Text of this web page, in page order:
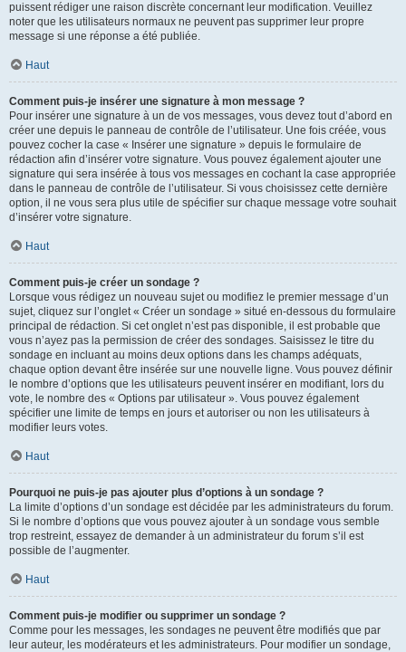
puissent rédiger une raison discrète concernant leur modification. Veuillez
noter que les utilisateurs normaux ne peuvent pas supprimer leur propre
message si une réponse a été publiée.
Haut
Comment puis-je insérer une signature à mon message ?
Pour insérer une signature à un de vos messages, vous devez tout d’abord en
créer une depuis le panneau de contrôle de l’utilisateur. Une fois créée, vous
pouvez cocher la case « Insérer une signature » depuis le formulaire de
rédaction afin d’insérer votre signature. Vous pouvez également ajouter une
signature qui sera insérée à tous vos messages en cochant la case appropriée
dans le panneau de contrôle de l’utilisateur. Si vous choisissez cette dernière
option, il ne vous sera plus utile de spécifier sur chaque message votre souhait
d’insérer votre signature.
Haut
Comment puis-je créer un sondage ?
Lorsque vous rédigez un nouveau sujet ou modifiez le premier message d’un
sujet, cliquez sur l’onglet « Créer un sondage » situé en-dessous du formulaire
principal de rédaction. Si cet onglet n’est pas disponible, il est probable que
vous n’ayez pas la permission de créer des sondages. Saisissez le titre du
sondage en incluant au moins deux options dans les champs adéquats,
chaque option devant être insérée sur une nouvelle ligne. Vous pouvez définir
le nombre d’options que les utilisateurs peuvent insérer en modifiant, lors du
vote, le nombre des « Options par utilisateur ». Vous pouvez également
spécifier une limite de temps en jours et autoriser ou non les utilisateurs à
modifier leurs votes.
Haut
Pourquoi ne puis-je pas ajouter plus d’options à un sondage ?
La limite d’options d’un sondage est décidée par les administrateurs du forum.
Si le nombre d’options que vous pouvez ajouter à un sondage vous semble
trop restreint, essayez de demander à un administrateur du forum s’il est
possible de l’augmenter.
Haut
Comment puis-je modifier ou supprimer un sondage ?
Comme pour les messages, les sondages ne peuvent être modifiés que par
leur auteur, les modérateurs et les administrateurs. Pour modifier un sondage,